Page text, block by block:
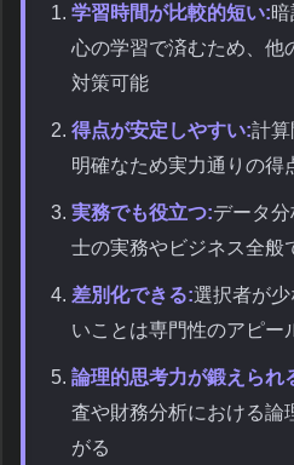
学習時間が比較的短い:
心の学習で済むため、他
対策可能
得点が安定しやすい:計
明確なため実力通りの得
実務でも役立つ:データ
士の実務やビジネス全般
差別化できる:選択者が
いことは専門性のアピー
論理的思考力が鍛えられ
査や財務分析における論
がる